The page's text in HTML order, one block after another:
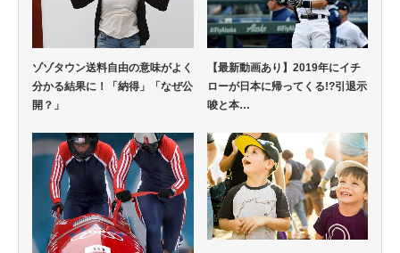
ゾゾタウン送料自由の意味がよく
分かる結果に！「納得」「なぜ公
開？」
【最新動画あり】2019年にイチ
ローが日本に帰ってくる!?引退示
唆と本…